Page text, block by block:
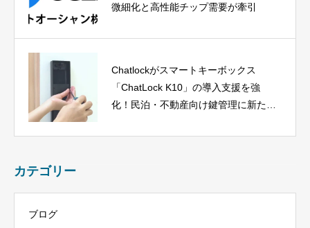
微細化と高性能チップ需要が牽引
Chatlockがスマートキーボックス
「ChatLock K10」の導入支援を強
化！民泊・不動産向け鍵管理に新たな
カテゴリー
ブログ